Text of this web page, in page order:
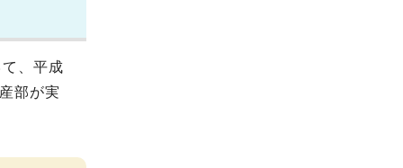
、平成
部が実